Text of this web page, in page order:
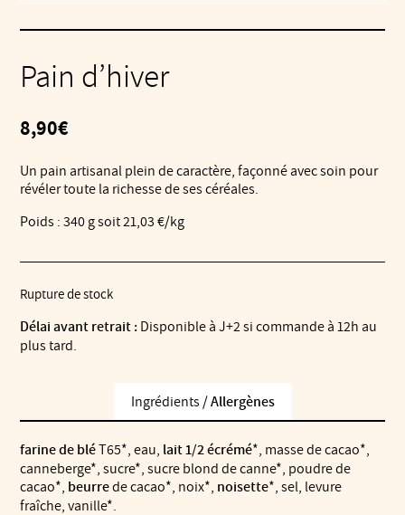
Pain d’hiver
8,90€
Un pain artisanal plein de caractère, façonné avec soin pour
révéler toute la richesse de ses céréales.
Poids : 340 g soit 21,03 €/kg
Rupture de stock
Délai avant retrait : Disponible à J+2 si commande à 12h au
plus tard.
Ingrédients /Allergènes
farine de bléT65*, eau, lait 1/2 écrémé*, masse de cacao*,
canneberge*, sucre*, sucre blond de canne*, poudre de
cacao*, beurrede cacao*, noix*, noisette*, sel, levure
fraîche, vanille*.